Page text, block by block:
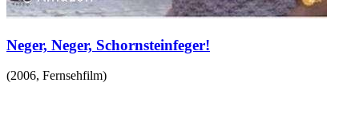
Neger, Neger, Schornsteinfeger!
(2006, Fernsehfilm)